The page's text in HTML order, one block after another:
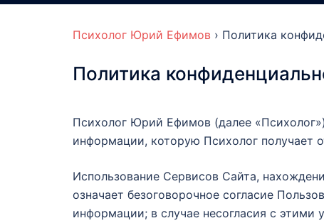
Психолог Юрий Ефимов › Политика
Политика
Психолог Юрий Ефимов (далее
информации, которую Психолог получает
Использование Сервисов Сайта,
означает безоговорочное согласие
информации; в случае несогласия с